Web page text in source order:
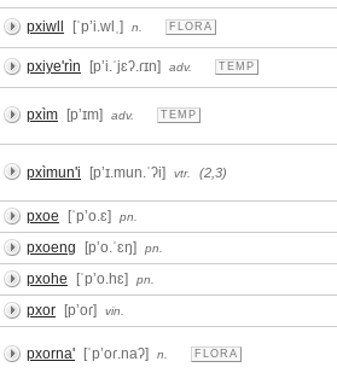
pxiwll
[ˈpʼi.wlˌ] n. FLORA
pxiye'rìn
[pʼi.ˈjɛʔ.ɾɪn] adv. TEMP
pxìm [pʼɪm] adv. TEMP
pxìmun'i [pʼɪ.mun.ˈʔi] vtr. (2,3)
pxoe
[ˈpʼo.ɛ] pn.
pxoeng
[pʼo.ˈɛŋ] pn.
pxohe
[ˈpʼo.hɛ] pn.
pxor
[pʼoɾ] vin.
pxorna' [ˈpʼoɾ.naʔ] n. FLORA